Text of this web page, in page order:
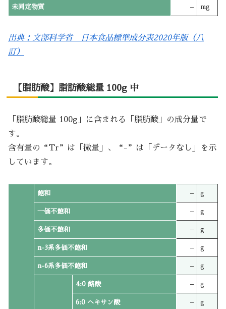
未同定物質 – mg
出典：文部科学省 日本食品標準成分表2020年版（八
訂）
【脂肪酸】脂肪酸総量 100g 中
「脂肪酸総量 100g」に含まれる「脂肪酸」の成分量で
す。
含有量の“Tr”は「微量」、“-”は「データなし」を示
しています。
飽和 – g
一価不飽和 – g
多価不飽和 – g
n-3系多価不飽和 – g
n-6系多価不飽和 – g
4:0 酪酸 – g
6:0 ヘキサン酸 – g